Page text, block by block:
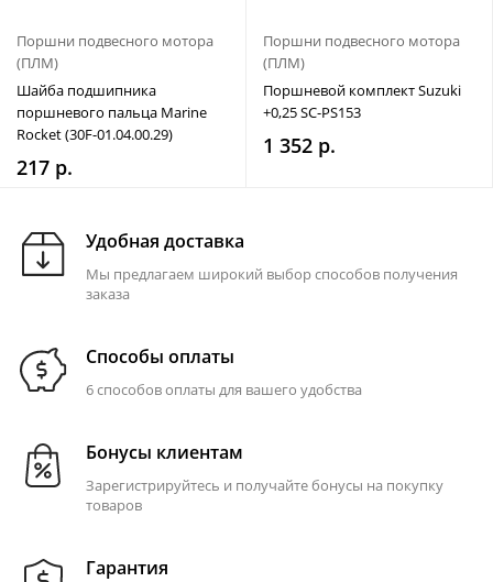
Поршни подвесного мотора
(ПЛМ)
Шайба подшипника
поршневого пальца Marine
Rocket (30F-01.04.00.29)
217 р.
Поршни подвесного мотора
(ПЛМ)
Поршневой комплект Suzuki
+0,25 SC-PS153
1 352 р.
Удобная доставка
Мы предлагаем широкий выбор способов получения
заказа
Способы оплаты
6 способов оплаты для вашего удобства
Бонусы клиентам
Зарегистрируйтесь и получайте бонусы на покупку
товаров
Гарантия